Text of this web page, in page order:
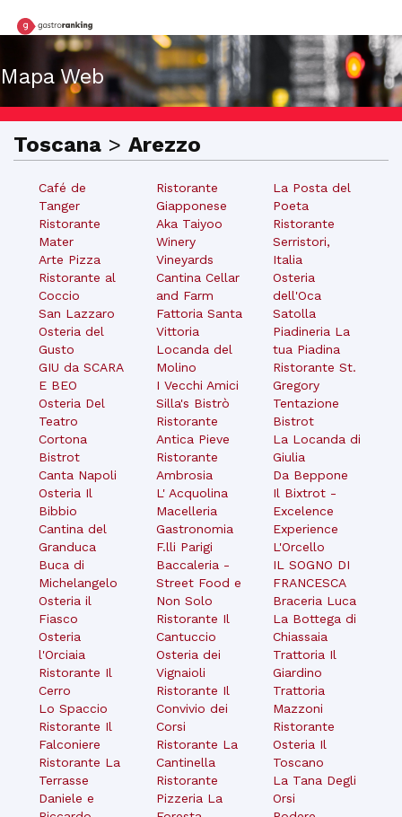
Mapa Web
Toscana > Arezzo
Café de
Tanger
Ristorante
Mater
Arte Pizza
Ristorante al
Coccio
San Lazzaro
Osteria del
Gusto
GIU da SCARA
E BEO
Osteria Del
Teatro
Cortona
Bistrot
Canta Napoli
Osteria Il
Bibbio
Cantina del
Granduca
Buca di
Michelangelo
Osteria il
Fiasco
Osteria
l'Orciaia
Ristorante Il
Cerro
Lo Spaccio
Ristorante Il
Falconiere
Ristorante La
Terrasse
Daniele e
Ristorante
Giapponese
Aka Taiyoo
Winery
Vineyards
Cantina Cellar
and Farm
Fattoria Santa
Vittoria
Locanda del
Molino
I Vecchi Amici
Silla's Bistrò
Ristorante
Antica Pieve
Ristorante
Ambrosia
L' Acquolina
Macelleria
Gastronomia
F.lli Parigi
Baccaleria -
Street Food e
Non Solo
Ristorante Il
Cantuccio
Osteria dei
Vignaioli
Ristorante Il
Convivio dei
Corsi
Ristorante La
Cantinella
Ristorante
Pizzeria La
La Posta del
Poeta
Ristorante
Serristori,
Italia
Osteria
dell'Oca
Satolla
Piadineria La
tua Piadina
Ristorante St.
Gregory
Tentazione
Bistrot
La Locanda di
Giulia
Da Beppone
Il Bixtrot -
Excelence
Experience
L'Orcello
IL SOGNO DI
FRANCESCA
Braceria Luca
La Bottega di
Chiassaia
Trattoria Il
Giardino
Trattoria
Mazzoni
Ristorante
Osteria Il
Toscano
La Tana Degli
Orsi